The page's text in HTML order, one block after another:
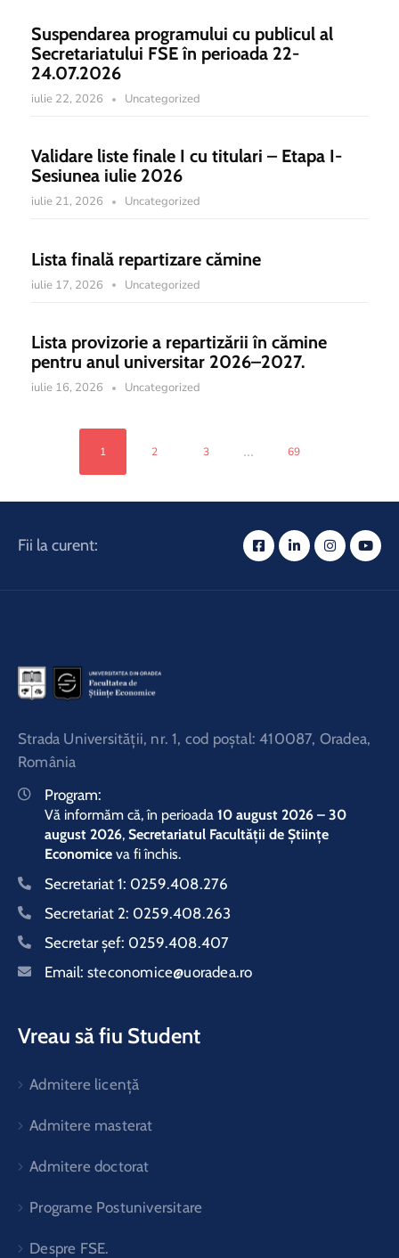
Suspendarea programului cu publicul al
Secretariatului FSE în perioada 22-
24.07.2026
iulie 22, 2026 Uncategorized
Validare liste finale I cu titulari – Etapa I-
Sesiunea iulie 2026
iulie 21, 2026 Uncategorized
Lista finală repartizare cămine
iulie 17, 2026 Uncategorized
Lista provizorie a repartizării în cămine
pentru anul universitar 2026–2027.
iulie 16, 2026 Uncategorized
1 2 3 ... 69
Fii la curent:
Strada Universităţii, nr. 1, cod poştal: 410087, Oradea,
România
Program:
Vă informăm că, în perioada 10 august 2026 – 30
august 2026, Secretariatul Facultății de Științe
Economice va fi închis.
Secretariat 1: 0259.408.276
Secretariat 2: 0259.408.263
Secretar şef: 0259.408.407
Email: steconomice@uoradea.ro
Vreau să fiu Student
Admitere licență
Admitere masterat
Admitere doctorat
Programe Postuniversitare
Despre FSE.